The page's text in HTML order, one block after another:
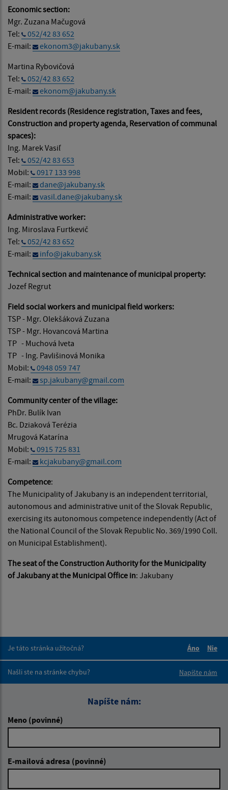
Economic section:
Mgr. Zuzana Mačugová
Tel:
052/42 83 652
E-mail:
ekonom3@jakubany.sk
Martina Rybovičová
Tel:
052/42 83 652
E-mail:
ekonom@jakubany.sk
Resident records (Residence registration, Taxes and fees,
Construction and property agenda, Reservation of communal
spaces):
Ing. Marek Vasiľ
Tel:
052/42 83 653
Mobil:
0917 133 998
E-mail:
dane@jakubany.sk
E-mail:
vasil.dane@jakubany.sk
Administrative worker:
Ing. Miroslava Furtkevič
Tel:
052/42 83 652
E-mail:
info@jakubany.sk
Technical section and maintenance of municipal property:
Jozef Regrut
Field social workers and municipal field workers:
TSP - Mgr. Olekšáková Zuzana
TSP - Mgr. Hovancová Martina
TP - Muchová Iveta
TP - Ing. Pavlišinová Monika
Mobil:
0948 059 747
E-mail:
sp.jakubany@gmail.com
Community center of the village:
PhDr. Bulík Ivan
Bc. Dziaková Terézia
Mrugová Katarína
Mobil:
0915 725 831
E-mail:
kcjakubany@gmail.com
Competence:
The Municipality of Jakubany is an independent territorial,
autonomous and administrative unit of the Slovak Republic,
exercising its autonomous competence independently (Act of
the National Council of the Slovak Republic No. 369/1990 Coll.
on Municipal Establishment).
The seat of the Construction Authority for the Municipality
of Jakubany at the Municipal Office in: Jakubany
Je táto stránka užitočná?
Áno
Nie
Našli ste na stránke chybu?
Napíšte nám
Napíšte nám:
Meno (povinné)
E-mailová adresa (povinné)